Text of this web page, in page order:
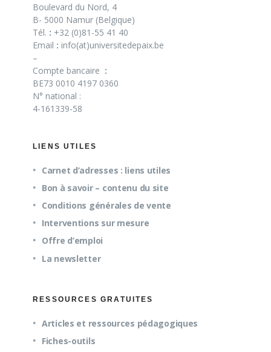
Boulevard du Nord, 4
B- 5000 Namur (Belgique)
Tél. : +32 (0)81-55 41 40
Email : info(at)universitedepaix.be
–
Compte bancaire :
BE73 0010 4197 0360
N° national :
4-161339-58
LIENS UTILES
Carnet d’adresses : liens utiles
Bon à savoir – contenu du site
Conditions générales de vente
Interventions sur mesure
Offre d’emploi
La newsletter
RESSOURCES GRATUITES
Articles et ressources pédagogiques
Fiches-outils